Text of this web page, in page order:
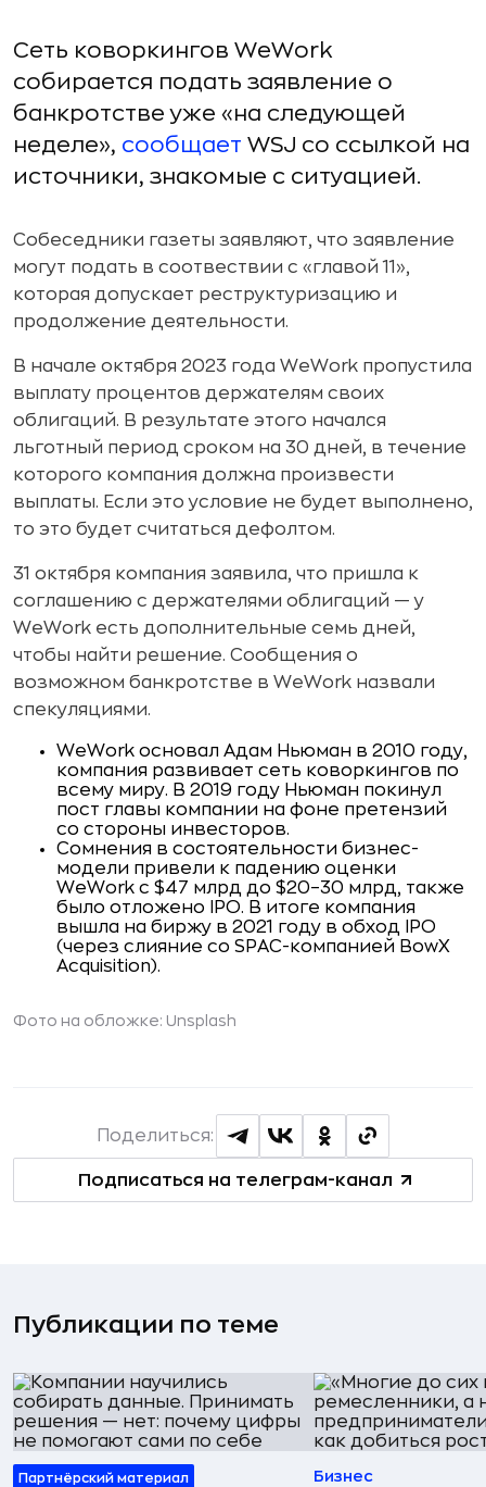
Сеть коворкингов WeWork
cобирается подать заявление о
банкротстве уже «на следующей
неделе», сообщает WSJ со ссылкой на
источники, знакомые с ситуацией.
Собеседники газеты заявляют, что заявление
могут подать в соотвествии с «главой 11»,
которая допускает реструктуризацию и
продолжение деятельности.
В начале октября 2023 года WeWork пропустила
выплату процентов держателям своих
облигаций. В результате этого начался
льготный период сроком на 30 дней, в течение
которого компания должна произвести
выплаты. Если это условие не будет выполнено,
то это будет считаться дефолтом.
31 октября компания заявила, что пришла к
соглашению с держателями облигаций — у
WeWork есть дополнительные семь дней,
чтобы найти решение. Сообщения о
возможном банкротстве в WeWork назвали
спекуляциями.
WeWork основал Адам Ньюман в 2010 году,
компания развивает сеть коворкингов по
всему миру. В 2019 году Ньюман покинул
пост главы компании на фоне претензий
со стороны инвесторов.
Сомнения в состоятельности бизнес-
модели привели к падению оценки
WeWork с $47 млрд до $20–30 млрд, также
было отложено IPO. В итоге компания
вышла на биржу в 2021 году в обход IPO
(через слияние со SPAC-компанией BowX
Acquisition).
Фото на обложке: Unsplash
Подписаться на телеграм-канал
Поделиться:
Публикации по теме
Партнёрский материал Бизнес